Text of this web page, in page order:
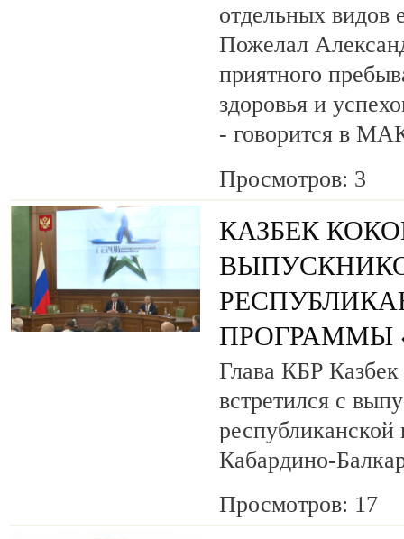
отдельных видов
Пожелал
приятного
здоровья и
- говорится в
Просмотров: 3
КАЗБЕК
ПРОГРАММЫ
Глава КБР Казбек
встретился с
Кабардино-
Просмотров: 17